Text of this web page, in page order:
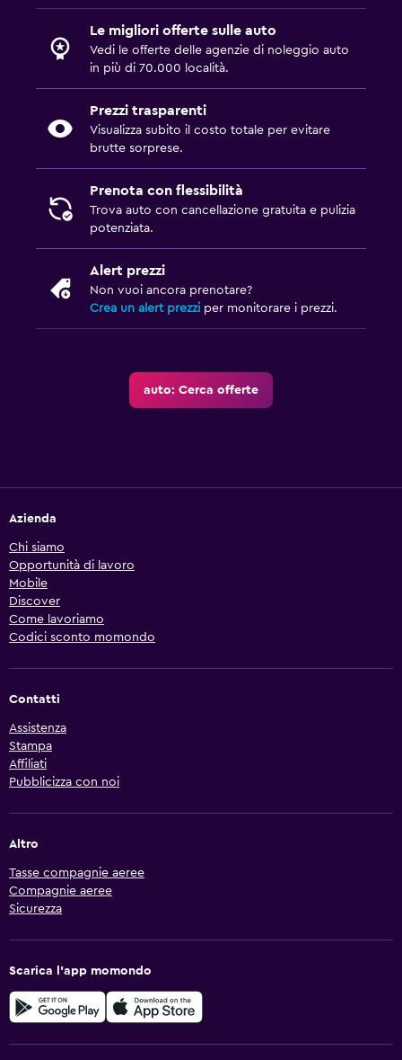
Le migliori offerte sulle auto
Vedi le offerte delle agenzie di noleggio auto
in più di 70.000 località.
Prezzi trasparenti
Visualizza subito il costo totale per evitare
brutte sorprese.
Prenota con flessibilità
Trova auto con cancellazione gratuita e pulizia
potenziata.
Alert prezzi
Non vuoi ancora prenotare?
Crea un alert prezzi per monitorare i prezzi.
auto: Cerca offerte
Azienda
Chi siamo
Opportunità di lavoro
Mobile
Discover
Come lavoriamo
Codici sconto momondo
Contatti
Assistenza
Stampa
Affiliati
Pubblicizza con noi
Altro
Tasse compagnie aeree
Compagnie aeree
Sicurezza
Scarica l'app momondo